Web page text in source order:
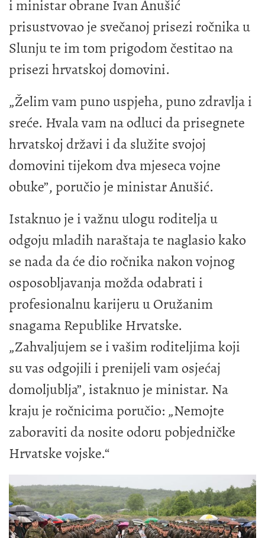
i ministar obrane Ivan Anušić
prisustvovao je svečanoj prisezi ročnika u
Slunju te im tom prigodom čestitao na
prisezi hrvatskoj domovini.
„Želim vam puno uspjeha, puno zdravlja i
sreće. Hvala vam na odluci da prisegnete
hrvatskoj državi i da služite svojoj
domovini tijekom dva mjeseca vojne
obuke”, poručio je ministar Anušić.
Istaknuo je i važnu ulogu roditelja u
odgoju mladih naraštaja te naglasio kako
se nada da će dio ročnika nakon vojnog
osposobljavanja možda odabrati i
profesionalnu karijeru u Oružanim
snagama Republike Hrvatske.
„Zahvaljujem se i vašim roditeljima koji
su vas odgojili i prenijeli vam osjećaj
domoljublja”, istaknuo je ministar. Na
kraju je ročnicima poručio: „Nemojte
zaboraviti da nosite odoru pobjedničke
Hrvatske vojske.“